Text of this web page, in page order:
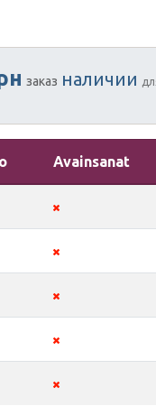
заказ наличии
Avainsanat